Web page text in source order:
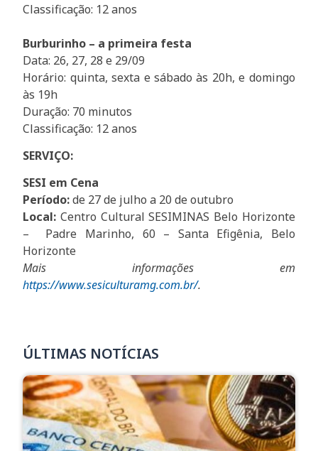
Classificação: 12 anos
Burburinho – a primeira festa
Data: 26, 27, 28 e 29/09
Horário: quinta, sexta e sábado às 20h, e domingo
às 19h
Duração: 70 minutos
Classificação: 12 anos
SERVIÇO:
SESI em Cena
Período:de 27 de julho a 20 de outubro
Local:Centro Cultural SESIMINAS Belo Horizonte
– Padre Marinho, 60 – Santa Efigênia, Belo
Horizonte
Mais informações em
https://www.sesiculturamg.com.br/.
ÚLTIMAS NOTÍCIAS